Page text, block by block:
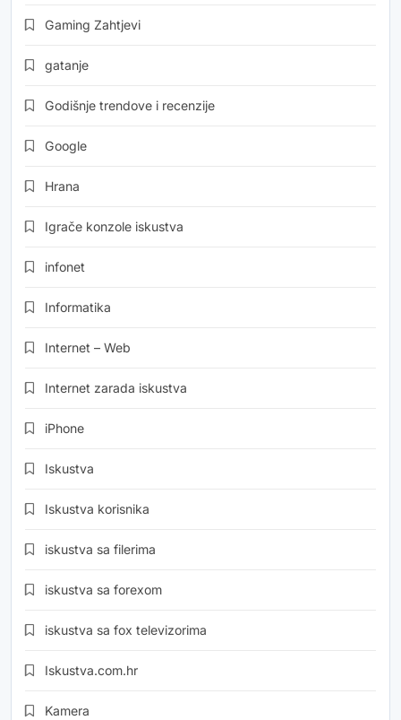
Gaming Zahtjevi
gatanje
Godišnje trendove i recenzije
Google
Hrana
Igrače konzole iskustva
infonet
Informatika
Internet – Web
Internet zarada iskustva
iPhone
Iskustva
Iskustva korisnika
iskustva sa filerima
iskustva sa forexom
iskustva sa fox televizorima
Iskustva.com.hr
Kamera